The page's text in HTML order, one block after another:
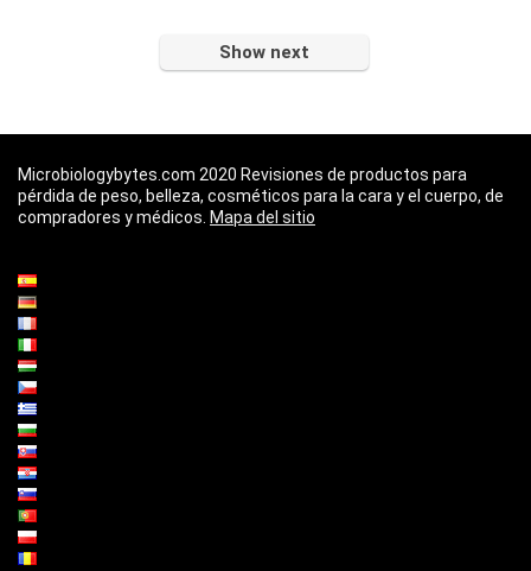
Show next
Microbiologybytes.com 2020 Revisiones de productos para
pérdida de peso, belleza, cosméticos para la cara y el cuerpo, de
compradores y médicos. Mapa del sitio